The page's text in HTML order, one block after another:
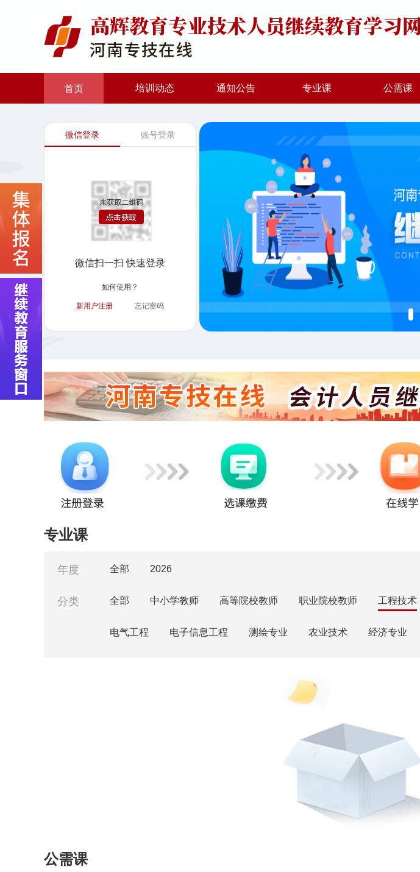
首页 培训动态 通知公告 专业课 公需课
微信登录 账号登录
微信扫一扫 快速登录
如何使用？
新用户注册 忘记密码
专业课
年度 全部 2026
分类 全部 中小学教师 高等院校教师 职业院校教师 工程技术
电气工程 电子信息工程 测绘专业 农业技术 经济专业
公需课